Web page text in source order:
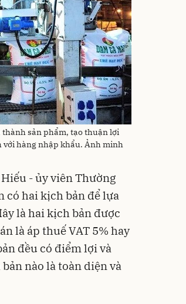
thành sản phẩm, tạo thuận lợi
với hàng nhập khẩu. Ảnh minh
- ủy viên Thường
có hai kịch bản để lựa
là hai kịch bản được
là áp thuế VAT 5% hay
đều có điểm lợi và
nào là toàn diện và